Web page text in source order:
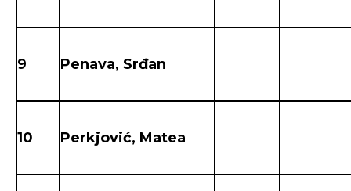
9 Penava, Srđan
10 Perkjović, Matea